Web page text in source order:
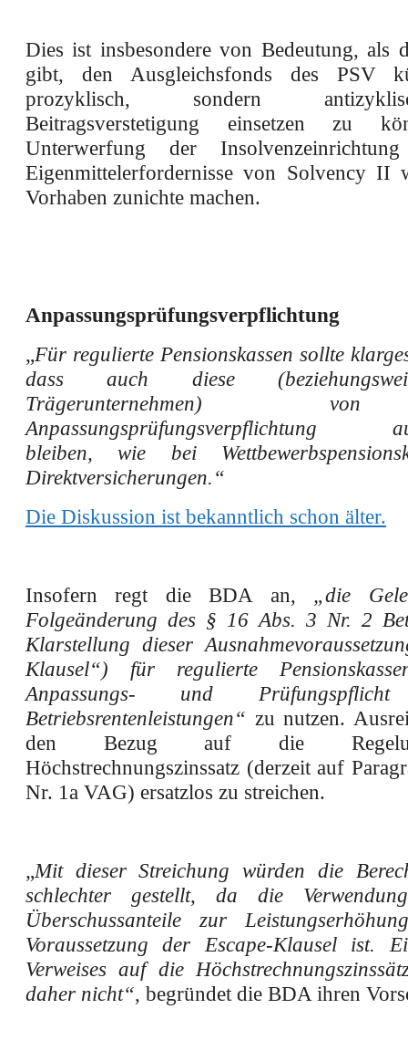
Dies ist insbesondere von Bedeutung, als
gibt, den Ausgleichsfonds des PSV
prozyklisch, sondern
Beitragsverstetigung einsetzen zu
Unterwerfung der
Eigenmittelerfordernisse von Solvency II
Vorhaben zunichte machen.
Anpassungsprüfungsverpflichtung
„Für regulierte Pensionskassen sollte
dass auch diese
Trägerunternehmen)
Anpassungsprüfungsverpflichtung
bleiben, wie bei
Direktversicherungen.“
Die Diskussion ist bekanntlich schon älter.
Insofern regt die BDA an, „die
Folgeänderung des § 16 Abs. 3 Nr. 2
Klarstellung dieser
Klausel“) für regulierte
Anpassungs- und
Betriebsrentenleistungen“ zu nutzen.
den Bezug auf die
Höchstrechnungszinssatz (derzeit auf
Nr. 1a VAG) ersatzlos zu streichen.
„Mit dieser Streichung würden die
schlechter gestellt, da die
Überschussanteile zur
Voraussetzung der Escape-Klausel ist.
Verweises auf die
daher nicht“, begründet die BDA ihren